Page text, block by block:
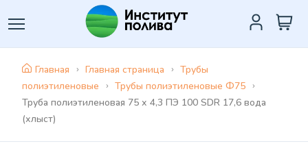
Главная Главная страница
Трубы
полиэтиленовые
Трубы полиэтиленовые Ф75
Труба полиэтиленовая 75 х 4,3 ПЭ 100 SDR 17,6 вода
(хлыст)